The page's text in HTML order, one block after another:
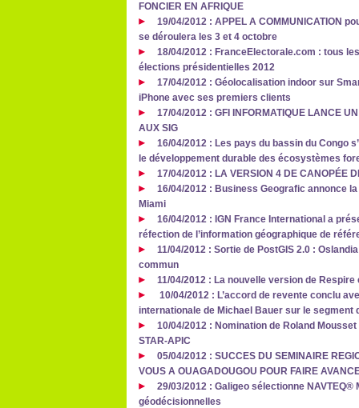
FONCIER EN AFRIQUE
19/04/2012 : APPEL A COMMUNICATION
se déroulera les 3 et 4 octobre
18/04/2012 : FranceElectorale.com : tous
élections présidentielles 2012
17/04/2012 : Géolocalisation indoor sur
iPhone avec ses premiers clients
17/04/2012 : GFI INFORMATIQUE LANCE
AUX SIG
16/04/2012 : Les pays du bassin du Congo
le développement durable des écosystèmes
17/04/2012 : LA VERSION 4 DE CANOPÉE
16/04/2012 : Business Geografic annonce
Miami
16/04/2012 : IGN France International a
réfection de l’information géographique de
11/04/2012 : Sortie de PostGIS 2.0 :
commun
11/04/2012 : La nouvelle version de Respire
10/04/2012 : L’accord de revente conclu
internationale de Michael Bauer sur le segment
10/04/2012 : Nomination de Roland
STAR-APIC
05/04/2012 : SUCCES DU SEMINAIRE
VOUS A OUAGADOUGOU POUR FAIRE
29/03/2012 : Galigeo sélectionne
géodécisionnelles